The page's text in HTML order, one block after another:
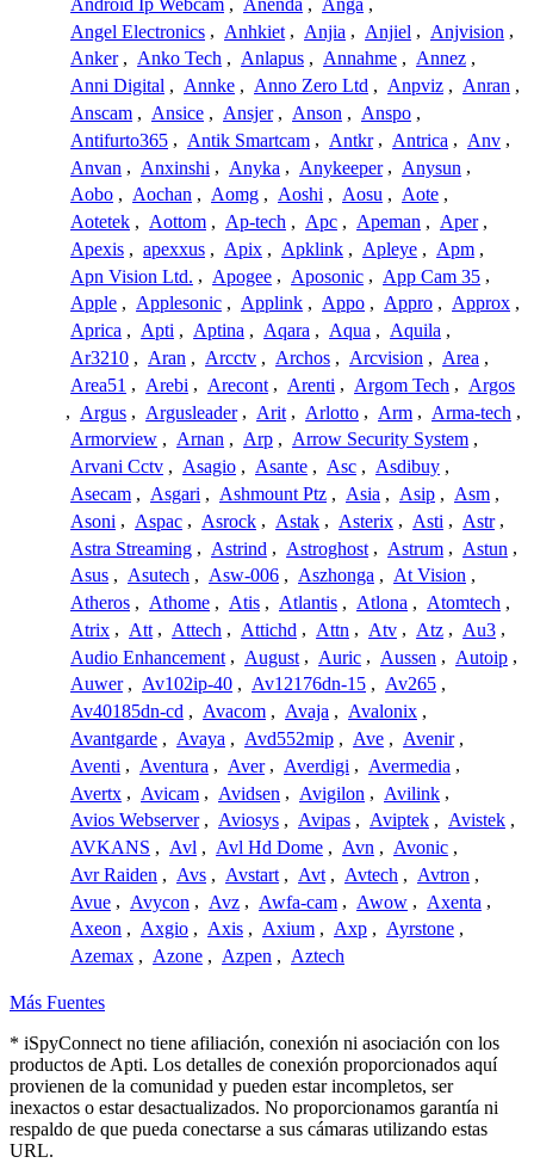
Angel Electronics , Anhkiet , Anjia , Anjiel , Anjvision ,
Anker , Anko Tech , Anlapus , Annahme , Annez ,
Anni Digital , Annke , Anno Zero Ltd , Anpviz , Anran ,
Anscam , Ansice , Ansjer , Anson , Anspo ,
Antifurto365 , Antik Smartcam , Antkr , Antrica , Anv ,
Anvan , Anxinshi , Anyka , Anykeeper , Anysun ,
Aobo , Aochan , Aomg , Aoshi , Aosu , Aote ,
Aotetek , Aottom , Ap-tech , Apc , Apeman , Aper ,
Apexis , apexxus , Apix , Apklink , Apleye , Apm ,
Apn Vision Ltd. , Apogee , Aposonic , App Cam 35 ,
Apple , Applesonic , Applink , Appo , Appro , Approx ,
Aprica , Apti , Aptina , Aqara , Aqua , Aquila ,
Ar3210 , Aran , Arcctv , Archos , Arcvision , Area ,
Area51 , Arebi , Arecont , Arenti , Argom Tech , Argos
, Argus , Argusleader , Arit , Arlotto , Arm , Arma-tech ,
Armorview , Arnan , Arp , Arrow Security System ,
Arvani Cctv , Asagio , Asante , Asc , Asdibuy ,
Asecam , Asgari , Ashmount Ptz , Asia , Asip , Asm ,
Asoni , Aspac , Asrock , Astak , Asterix , Asti , Astr ,
Astra Streaming , Astrind , Astroghost , Astrum , Astun ,
Asus , Asutech , Asw-006 , Aszhonga , At Vision ,
Atheros , Athome , Atis , Atlantis , Atlona , Atomtech ,
Atrix , Att , Attech , Attichd , Attn , Atv , Atz , Au3 ,
Audio Enhancement , August , Auric , Aussen , Autoip ,
Auwer , Av102ip-40 , Av12176dn-15 , Av265 ,
Av40185dn-cd , Avacom , Avaja , Avalonix ,
Avantgarde , Avaya , Avd552mip , Ave , Avenir ,
Aventi , Aventura , Aver , Averdigi , Avermedia ,
Avertx , Avicam , Avidsen , Avigilon , Avilink ,
Avios Webserver , Aviosys , Avipas , Aviptek , Avistek ,
AVKANS , Avl , Avl Hd Dome , Avn , Avonic ,
Avr Raiden , Avs , Avstart , Avt , Avtech , Avtron ,
Avue , Avycon , Avz , Awfa-cam , Awow , Axenta ,
Axeon , Axgio , Axis , Axium , Axp , Ayrstone ,
Azemax , Azone , Azpen , Aztech
Más Fuentes
* iSpyConnect no tiene afiliación, conexión ni asociación con los
productos de Apti. Los detalles de conexión proporcionados aquí
provienen de la comunidad y pueden estar incompletos, ser
inexactos o estar desactualizados. No proporcionamos garantía ni
respaldo de que pueda conectarse a sus cámaras utilizando estas
URL.